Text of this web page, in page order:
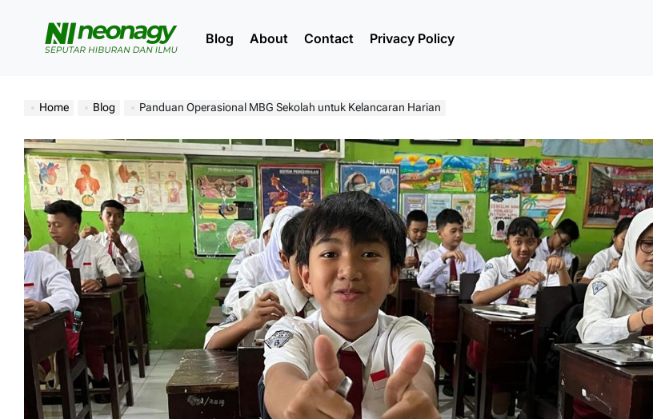
Blog About Contact Privacy Policy
Home Blog Panduan Operasional MBG Sekolah untuk Kelancaran Harian